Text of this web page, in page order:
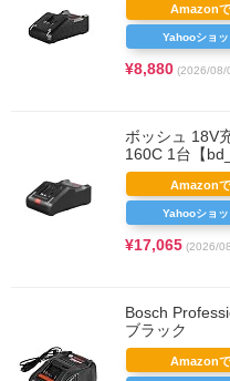
¥8,880 (2026/08/
Amazon
Yahooショ
ボッシュ 18V
160C 1台【
¥17,065 (2026/
Amazon
Yahooショ
Bosch
ブラック
Amazon